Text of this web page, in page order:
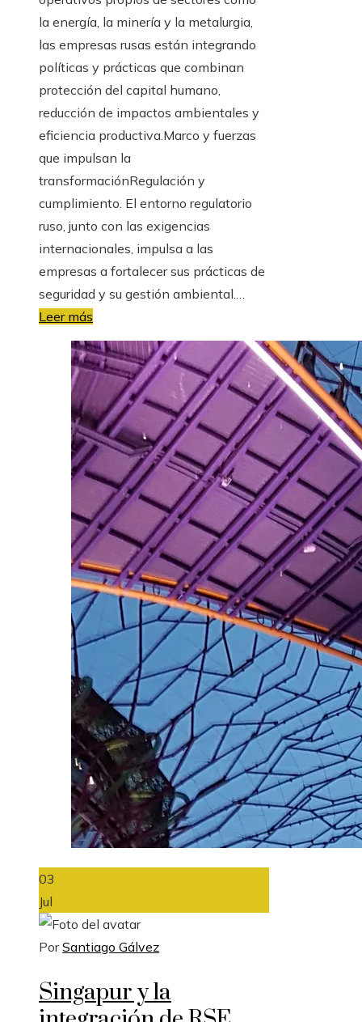
la energía, la minería y la metalurgia,
las empresas rusas están integrando
políticas y prácticas que combinan
protección del capital humano,
reducción de impactos ambientales y
eficiencia productiva.Marco y fuerzas
que impulsan la
transformaciónRegulación y
cumplimiento. El entorno regulatorio
ruso, junto con las exigencias
internacionales, impulsa a las
empresas a fortalecer sus prácticas de
seguridad y su gestión ambiental.…
Leer más
03
Jul
PorSantiago Gálvez
Singapur y la